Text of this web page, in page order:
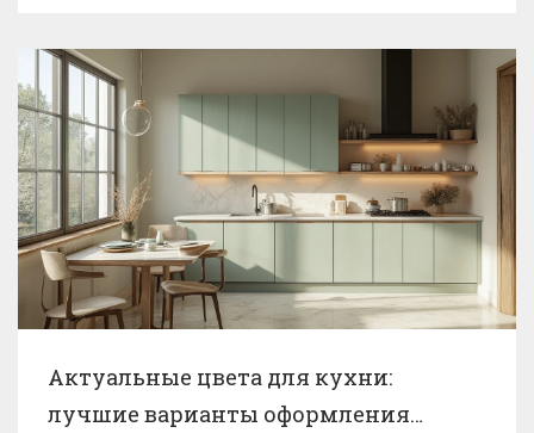
Актуальные цвета для кухни:
лучшие варианты оформления